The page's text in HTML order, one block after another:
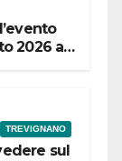
2026 al
TREVIGNANO
sul